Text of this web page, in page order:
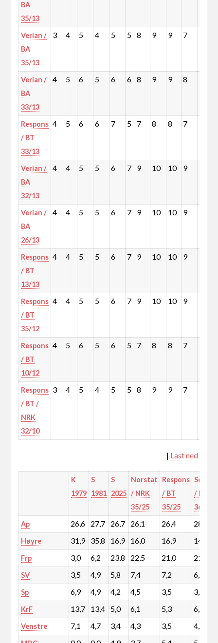
BA
35/13
Verian /
BA
35/13
3 4 5 4 5 5 8 9 9 7
Verian /
BA
33/13
4 5 6 5 6 6 8 9 9 8
Respons
/ BT
33/13
4 5 6 6 7 5 7 8 8 7
Verian /
BA
32/13
4 4 5 5 6 7 9 10 10 9
Verian /
BA
26/13
4 4 5 5 6 7 9 10 10 9
Respons
/ BT
13/13
4 4 5 5 6 7 9 10 10 9
Respons
/ BT
35/12
4 4 5 5 6 7 9 10 10 9
Respons
/ BT
10/12
4 5 6 5 6 5 7 8 8 7
Respons
/ BT /
NRK
32/10
3 4 5 4 5 5 8 9 9 7
| Last ned
K
1979
S
1981
S
2025
Norstat
/ NRK
35/25
Respons
/ BT
35/25
Sentio
/ BA
36/25
Ap 26,6 27,7 26,7 26,1 26,4 28,6
Høyre 31,9 35,8 16,9 16,0 16,9 14,7
Frp 3,0 6,2 23,8 22,5 21,0 21,6
SV 3,5 4,9 5,8 7,4 7,2 6,2
Sp 6,9 4,9 4,2 4,5 3,5 3,1
KrF 13,7 13,4 5,0 6,1 5,3 6,2
Venstre 7,1 4,7 3,4 4,3 3,5 4,3